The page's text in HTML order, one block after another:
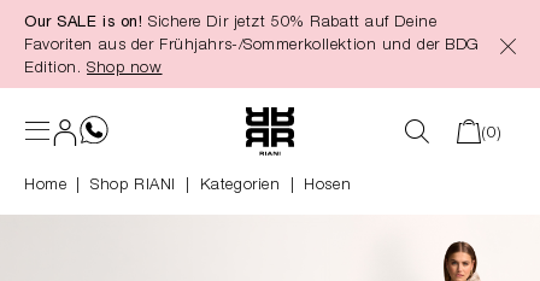
springen
Our SALE is on! Sichere Dir jetzt 50% Rabatt auf Deine
Favoriten aus der Frühjahrs-/Sommerkollektion und der BDG
Edition. Shop now
(0)
Home Shop RIANI Kategorien Hosen